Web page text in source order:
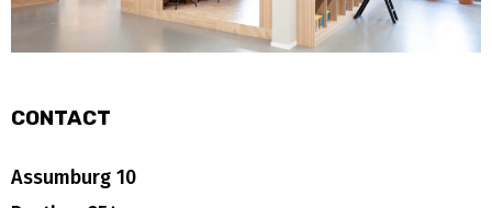
CONTACT
Assumburg 10